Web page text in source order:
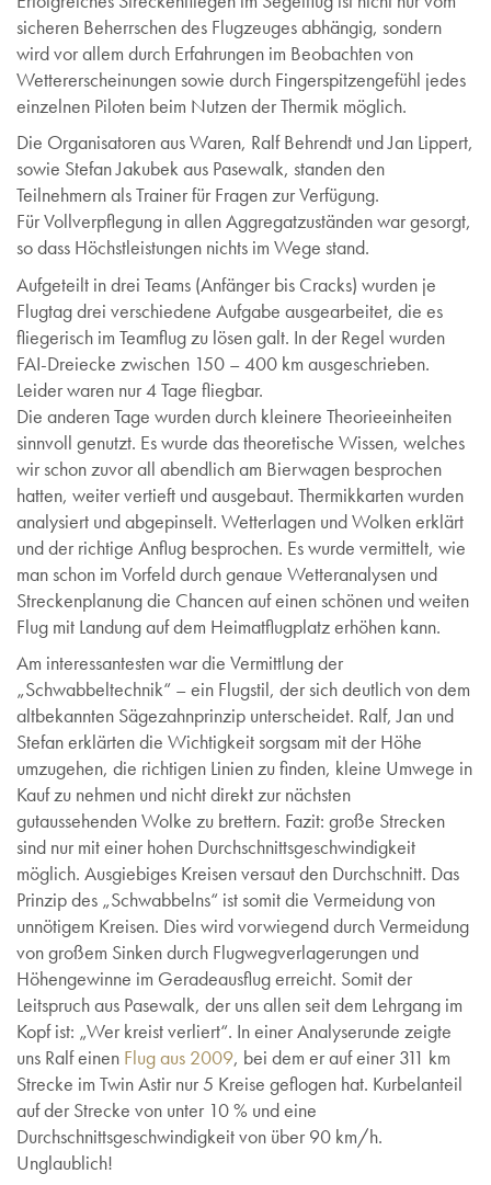
sicheren Beherrschen des Flugzeuges abhängig, sondern
wird vor allem durch Erfahrungen im Beobachten von
Wettererscheinungen sowie durch Fingerspitzengefühl jedes
einzelnen Piloten beim Nutzen der Thermik möglich.
Die Organisatoren aus Waren, Ralf Behrendt und Jan Lippert,
sowie Stefan Jakubek aus Pasewalk, standen den
Teilnehmern als Trainer für Fragen zur Verfügung.
Für Vollverpflegung in allen Aggregatzuständen war gesorgt,
so dass Höchstleistungen nichts im Wege stand.
Aufgeteilt in drei Teams (Anfänger bis Cracks) wurden je
Flugtag drei verschiedene Aufgabe ausgearbeitet, die es
fliegerisch im Teamflug zu lösen galt. In der Regel wurden
FAI-Dreiecke zwischen 150 – 400 km ausgeschrieben.
Leider waren nur 4 Tage fliegbar.
Die anderen Tage wurden durch kleinere Theorieeinheiten
sinnvoll genutzt. Es wurde das theoretische Wissen, welches
wir schon zuvor all abendlich am Bierwagen besprochen
hatten, weiter vertieft und ausgebaut. Thermikkarten wurden
analysiert und abgepinselt. Wetterlagen und Wolken erklärt
und der richtige Anflug besprochen. Es wurde vermittelt, wie
man schon im Vorfeld durch genaue Wetteranalysen und
Streckenplanung die Chancen auf einen schönen und weiten
Flug mit Landung auf dem Heimatflugplatz erhöhen kann.
Am interessantesten war die Vermittlung der
„Schwabbeltechnik“ – ein Flugstil, der sich deutlich von dem
altbekannten Sägezahnprinzip unterscheidet. Ralf, Jan und
Stefan erklärten die Wichtigkeit sorgsam mit der Höhe
umzugehen, die richtigen Linien zu finden, kleine Umwege in
Kauf zu nehmen und nicht direkt zur nächsten
gutaussehenden Wolke zu brettern. Fazit: große Strecken
sind nur mit einer hohen Durchschnittsgeschwindigkeit
möglich. Ausgiebiges Kreisen versaut den Durchschnitt. Das
Prinzip des „Schwabbelns“ ist somit die Vermeidung von
unnötigem Kreisen. Dies wird vorwiegend durch Vermeidung
von großem Sinken durch Flugwegverlagerungen und
Höhengewinne im Geradeausflug erreicht. Somit der
Leitspruch aus Pasewalk, der uns allen seit dem Lehrgang im
Kopf ist: „Wer kreist verliert“. In einer Analyserunde zeigte
uns Ralf einen Flug aus 2009, bei dem er auf einer 311 km
Strecke im Twin Astir nur 5 Kreise geflogen hat. Kurbelanteil
auf der Strecke von unter 10 % und eine
Durchschnittsgeschwindigkeit von über 90 km/h.
Unglaublich!